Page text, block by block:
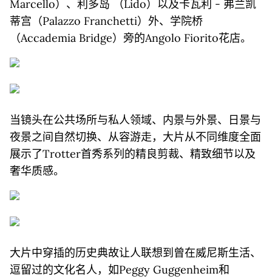
Marcello）、利多岛 （Lido）以及卡瓦利 - 弗兰凯
蒂宫（Palazzo Franchetti）外、学院桥
（Accademia Bridge）旁的Angolo Fiorito花店。
当镜头在公共场所与私人领域、内景与外景、日景与
夜景之间自然切换、从容游走，大片从不同维度全面
展示了Trotter首秀系列的精良剪裁、精致细节以及
奢华质感。
大片中穿插的历史典故让人联想到曾在威尼斯生活、
逗留过的文化名人，如Peggy Guggenheim和